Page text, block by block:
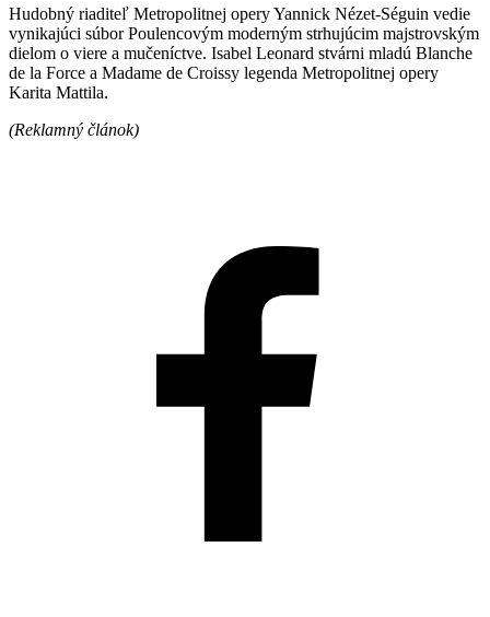
Hudobný riaditeľ Metropolitnej opery Yannick Nézet-Séguin vedie
vynikajúci súbor Poulencovým moderným strhujúcim majstrovským
dielom o viere a mučeníctve. Isabel Leonard stvárni mladú Blanche
de la Force a Madame de Croissy legenda Metropolitnej opery
Karita Mattila.
(Reklamný článok)